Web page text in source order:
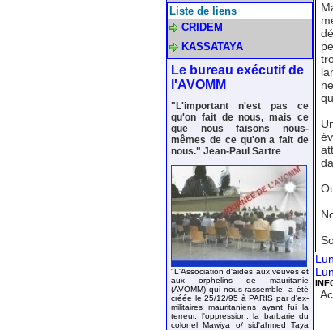
Liste de liens
CRIDEM
KASSATAYA
Le bureau exécutif de
l'AVOMM
"L'important n'est pas ce
qu'on fait de nous, mais ce
que nous faisons nous-
mêmes de ce qu'on a fait de
nous." Jean-Paul Sartre
"L'Association d'aides aux veuves et
aux orphelins de mauritanie
(AVOMM) qui nous rassemble, a été
créée le 25/12/95 à PARIS par d'ex-
militaires mauritaniens ayant fui la
terreur, l'oppression, la barbarie du
colonel Mawiya o/ sid'ahmed Taya